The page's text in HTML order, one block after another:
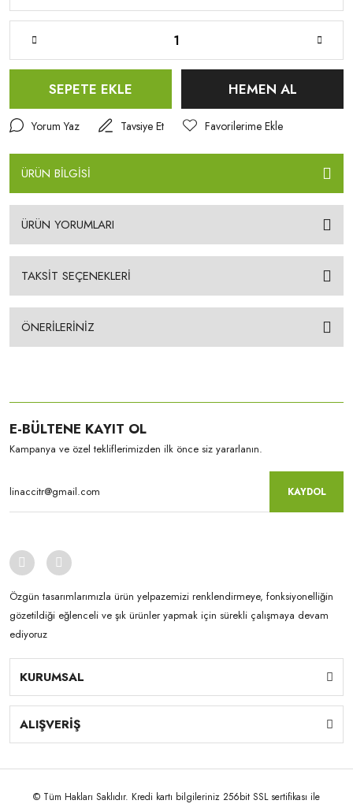
SEPETE EKLE HEMEN AL
Yorum Yaz Tavsiye Et
ÜRÜN BİLGİSİ
ÜRÜN YORUMLARI
TAKSİT SEÇENEKLERİ
ÖNERİLERİNİZ
E-BÜLTENE KAYIT OL
Kampanya ve özel tekliflerimizden ilk önce siz yararlanın.
KAYDOL
Özgün tasarımlarımızla ürün yelpazemizi renklendirmeye, fonksiyonelliğin
gözetildiği eğlenceli ve şık ürünler yapmak için sürekli çalışmaya devam
ediyoruz
KURUMSAL
ALIŞVERİŞ
© Tüm Hakları Saklıdır. Kredi kartı bilgileriniz 256bit SSL sertifikası ile